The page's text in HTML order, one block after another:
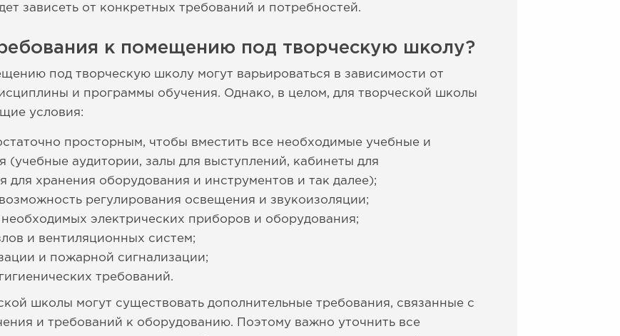
зависеть от конкретных требований и потребностей.
к помещению под творческую школу?
под творческую школу могут варьироваться в зависимости от
и программы обучения. Однако, в целом, для творческой школы
условия:
просторным, чтобы вместить все необходимые учебные и
аудитории, залы для выступлений, кабинеты для
для хранения оборудования и инструментов и так далее);
регулирования освещения и звукоизоляции;
электрических приборов и оборудования;
и вентиляционных систем;
и пожарной сигнализации;
требований.
школы могут существовать дополнительные требования, связанные с
и требований к оборудованию. Поэтому важно уточнить все